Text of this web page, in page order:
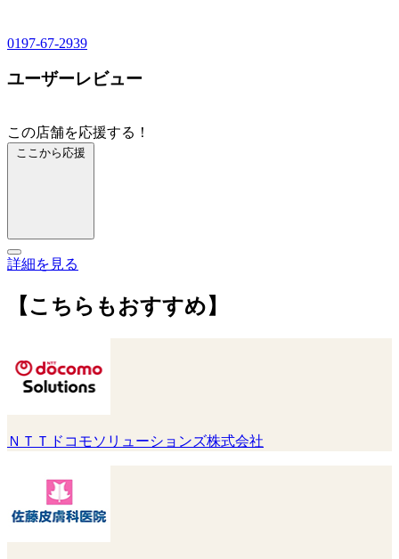
0197-67-2939
ユーザーレビュー
この店舗を応援する！
ここから応援
詳細を見る
【こちらもおすすめ】
ＮＴＴドコモソリューションズ株式会社